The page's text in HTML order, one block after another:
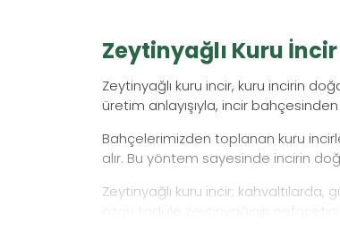
Zeytinyağlı Kuru İncir
Zeytinyağlı kuru incir, kuru incirin
üretim anlayışıyla, incir
Bahçelerimizden toplanan kuru
alır. Bu yöntem sayesinde incirin
Zeytinyağlı kuru incir; kahvaltılarda,